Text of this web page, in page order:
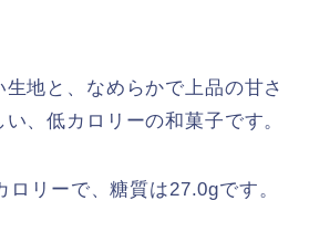
地と、なめらかで上品の甘さ
、低カロリーの和菓子です。
ロリーで、糖質は27.0gです。